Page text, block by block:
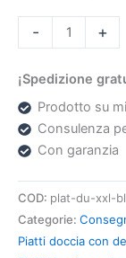
- +
¡Spedizione
Prodotto su
Consulenza
Con garanzia
COD: plat-du-xxl-
Categorie:
Piatti doccia con